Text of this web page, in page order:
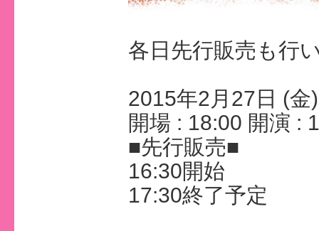
各日先行販売も行
2015年2月27日 (
開場 : 18:00 開演 :
■先行販売■
16:30開始
17:30終了予定